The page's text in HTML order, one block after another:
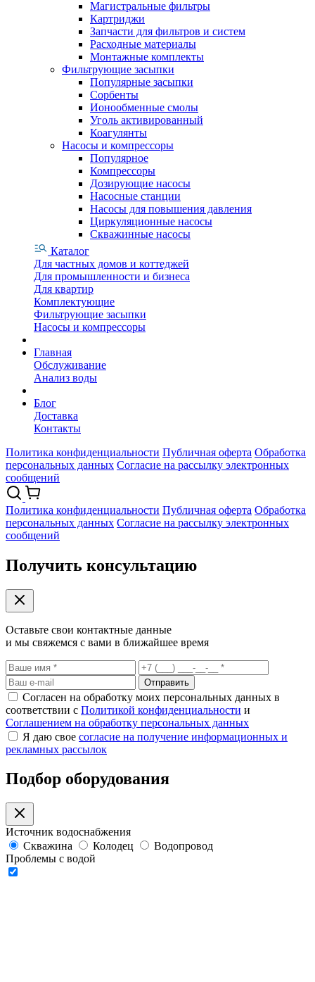
Магистральные фильтры
Картриджи
Запчасти для фильтров и систем
Расходные материалы
Монтажные комплекты
Фильтрующие засыпки
Популярные засыпки
Сорбенты
Ионообменные смолы
Уголь активированный
Коагулянты
Насосы и компрессоры
Популярное
Компрессоры
Дозирующие насосы
Насосные станции
Насосы для повышения давления
Циркуляционные насосы
Скважинные насосы
Каталог
Для частных домов и коттеджей
Для промышленности и бизнеса
Для квартир
Комплектующие
Фильтрующие засыпки
Насосы и компрессоры
Главная
Обслуживание
Анализ воды
Блог
Доставка
Контакты
Политика конфиденциальности Публичная оферта Обработка
персональных данных Согласие на рассылку электронных
сообщений
Политика конфиденциальности Публичная оферта Обработка
персональных данных Согласие на рассылку электронных
сообщений
Получить консультацию
Оставьте свои контактные данные
и мы свяжемся с вами в ближайшее время
Отправить
Согласен на обработку моих персональных данных в
соответствии с Политикой конфиденциальности и
Соглашением на обработку персональных данных
Я даю свое согласие на получение информационных и
рекламных рассылок
Подбор оборудования
Источник водоснабжения
Скважина
Колодец
Водопровод
Проблемы с водой